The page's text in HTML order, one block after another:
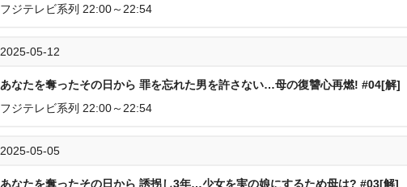
フジテレビ系列 22:00～22:54
2025-05-12
あなたを奪ったその日から 罪を忘れた男を許さない…母の復讐心再燃! #04[解]
フジテレビ系列 22:00～22:54
2025-05-05
あなたを奪ったその日から 誘拐し3年…少女を実の娘にするため母は? #03[解]